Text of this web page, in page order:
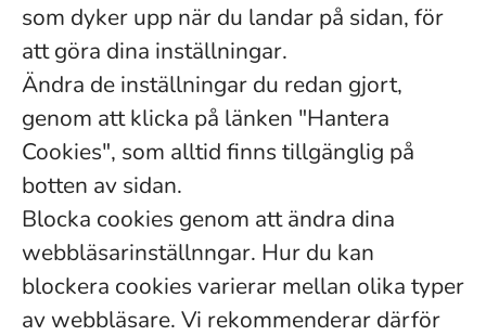
som dyker upp när du landar på sidan, för
att göra dina inställningar.
Ändra de inställningar du redan gjort,
genom att klicka på länken "Hantera
Cookies", som alltid finns tillgänglig på
botten av sidan.
Blocka cookies genom att ändra dina
webbläsarinställnngar. Hur du kan
blockera cookies varierar mellan olika typer
av webbläsare. Vi rekommenderar därför